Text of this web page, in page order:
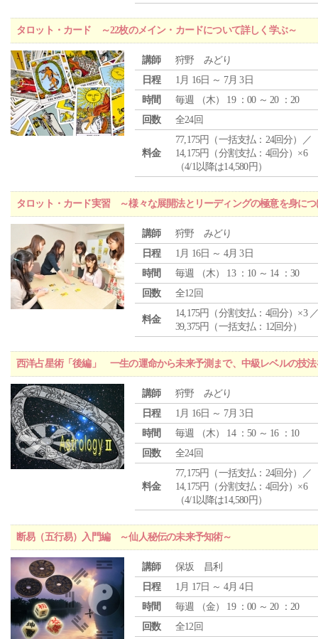
タロット・カード ～22枚のメイン・カードについて詳しく学ぶ～
講師
狩野 みどり
日程
1月 16日 ～ 7月 3日
時間
毎週 （木） 19 ：00 ～ 20 ：20
回数
全24回
料金
77,175円（一括支払：24回分）／
14,175円（分割支払：4回分）×6
（4/1以降は14,580円）
タロット・カード実習 ～様々な展開法とリーディングの極意を身につ
講師
狩野 みどり
日程
1月 16日 ～ 4月 3日
時間
毎週 （木） 13 ：10 ～ 14 ：30
回数
全12回
料金
14,175円（分割支払：4回分）×3
39,375円（一括支払：12回分）
西洋占星術「後編」 一生の運命から未来予測まで、中級レベルの技法
講師
狩野 みどり
日程
1月 16日 ～ 7月 3日
時間
毎週 （木） 14 ：50 ～ 16 ：10
回数
全24回
料金
77,175円（一括支払：24回分）／
14,175円（分割支払：4回分）×6
（4/1以降は14,580円）
断易（五行易）入門編 ～仙人秘伝の未来予知術～
講師
保坂 昌利
日程
1月 17日 ～ 4月 4日
時間
毎週 （金） 19 ：00 ～ 20 ：20
回数
全12回